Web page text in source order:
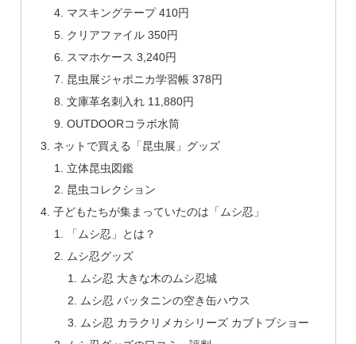
マスキングテープ 410円
クリアファイル 350円
スマホケース 3,240円
昆虫展ジャポニカ学習帳 378円
文庫革名刺入れ 11,880円
OUTDOORコラボ水筒
ネットで買える「昆虫展」グッズ
立体昆虫図鑑
昆虫コレクション
子どもたちが集まっていたのは「ムシ忍」
「ムシ忍」とは？
ムシ忍グッズ
ムシ忍 大きな木のムシ忍城
ムシ忍 バッタニンの空き缶ハウス
ムシ忍 カラクリメカシリーズ カブトブショー